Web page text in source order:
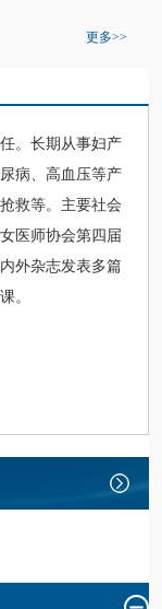
更多>>
。长期从事妇产
病 、高血压等产
救等。主要社会
医师协会第四届
外杂志发表多篇
。